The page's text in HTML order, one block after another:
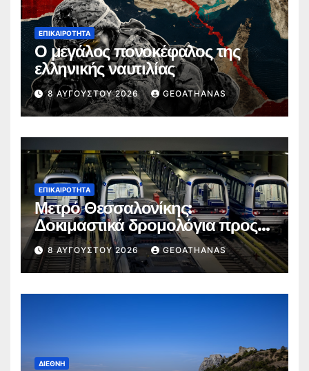
ΕΠΙΚΑΙΡΌΤΗΤΑ
Ο μεγάλος πονοκέφαλος της
ελληνικής ναυτιλίας
8 ΑΥΓΟΎΣΤΟΥ 2026 GEOATHANAS
ΕΠΙΚΑΙΡΌΤΗΤΑ
Μετρό Θεσσαλονίκης:
Δοκιμαστικά δρομολόγια προς
Καλαμαριά
8 ΑΥΓΟΎΣΤΟΥ 2026 GEOATHANAS
ΔΙΕΘΝΉ